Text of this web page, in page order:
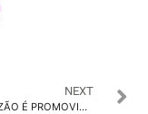
NEXT
THAIS FRAZÃO É PROMOVIDA A CSO DA OGILVY AMERICA LATINA